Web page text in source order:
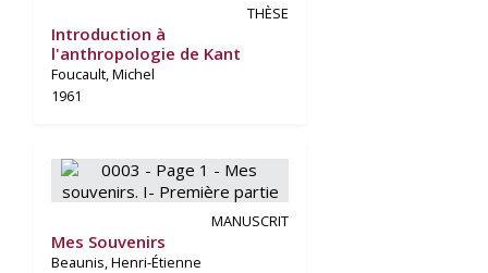
THÈSE
Introduction à
l'anthropologie de Kant
Foucault, Michel
1961
MANUSCRIT
Mes Souvenirs
Beaunis, Henri-Étienne